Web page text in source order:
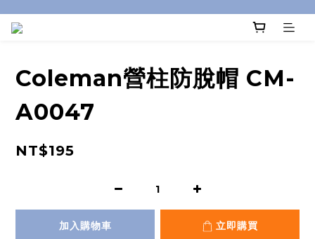
Coleman營柱防脫帽 CM-
A0047
NT$195
加入購物車 立即購買